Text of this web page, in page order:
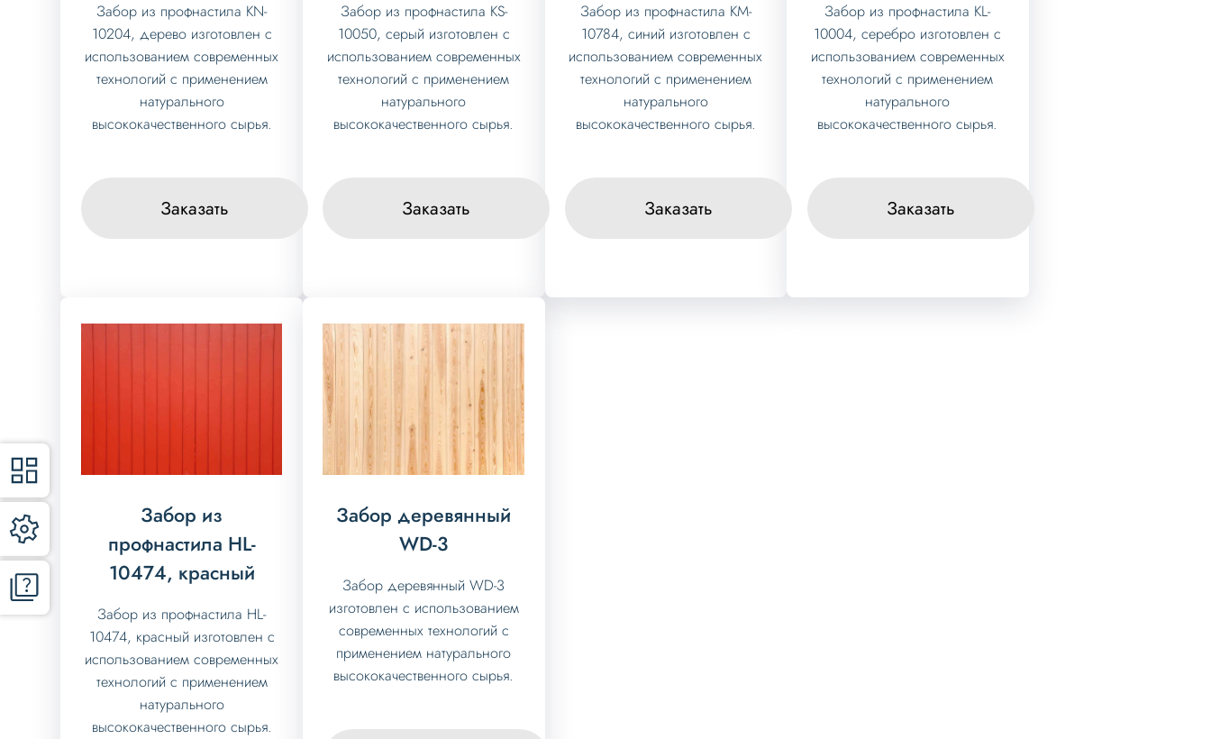
Забор из профнастила KN-
10204, дерево изготовлен с
использованием современных
технологий с применением
натурального
высококачественного сырья.
Заказать
Забор из профнастила KS-
10050, серый изготовлен с
использованием современных
технологий с применением
натурального
высококачественного сырья.
Заказать
Забор из профнастила KM-
10784, синий изготовлен с
использованием современных
технологий с применением
натурального
высококачественного сырья.
Заказать
Забор из профнастила KL-
10004, серебро изготовлен с
использованием современных
технологий с применением
натурального
высококачественного сырья.
Заказать
Забор из
профнастила HL-
10474, красный
Забор из профнастила HL-
10474, красный изготовлен с
использованием современных
технологий с применением
натурального
высококачественного сырья.
Забор деревянный
WD-3
Забор деревянный WD-3
изготовлен с использованием
современных технологий с
применением натурального
высококачественного сырья.